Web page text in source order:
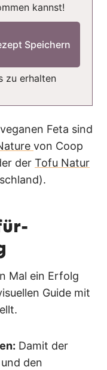
kannst!
zu erhalten
Feta sind
von Coop
der Tofu Natur
Mal ein Erfolg
Guide mit
Damit der
den